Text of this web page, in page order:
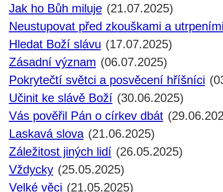
Jak ho Bůh miluje (21.07.2025)
Neustupovat před zkouškami a
Hledat Boží slávu (17.07.2025)
Zásadní význam (06.07.2025)
Pokrytečtí světci a posvěcení hříšníci
Učinit ke slávě Boží (30.06.2025)
Vás pověřil Pán o církev dbát
Laskavá slova (21.06.2025)
Záležitost jiných lidí (26.05.2025)
Vždycky (25.05.2025)
Velké věci (21.05.2025)